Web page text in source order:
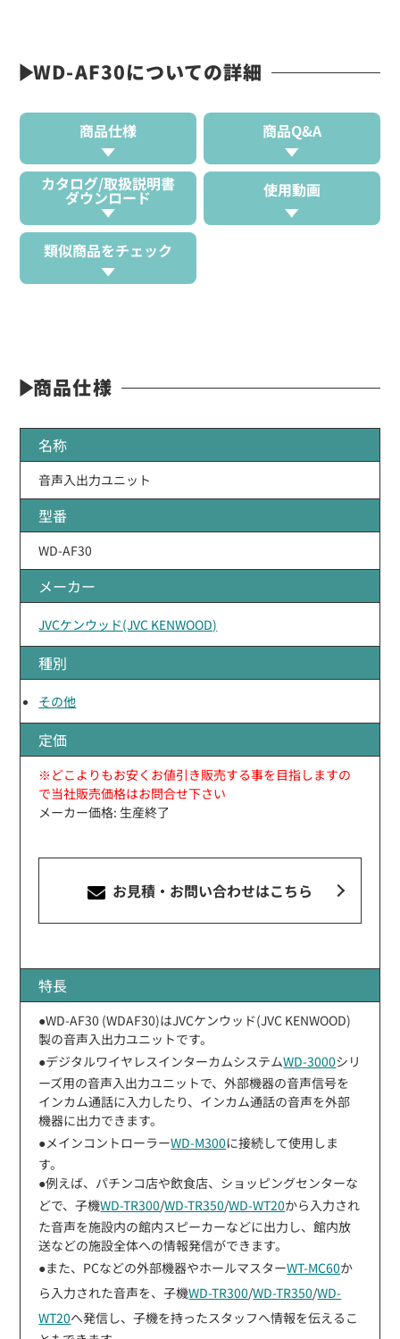
WD-AF30についての詳細
商品仕様 商品Q&A
カタログ/取扱説明書
ダウンロード 使用動画
類似商品をチェック
商品仕様
名称
音声入出力ユニット
型番
WD-AF30
メーカー
JVCケンウッド(JVC KENWOOD)
種別
その他
定価
※どこよりもお安くお値引き販売する事を目指しますの
で当社販売価格はお問合せ下さい
メーカー価格: 生産終了
お見積・お問い合わせはこちら
特長
●WD-AF30 (WDAF30)はJVCケンウッド(JVC KENWOOD)
製の音声入出力ユニットです。
●デジタルワイヤレスインターカムシステムWD-3000シリ
ーズ用の音声入出力ユニットで、外部機器の音声信号を
インカム通話に入力したり、インカム通話の音声を外部
機器に出力できます。
●メインコントローラーWD-M300に接続して使用しま
す。
●例えば、パチンコ店や飲食店、ショッピングセンターな
どで、子機WD-TR300/WD-TR350/WD-WT20から入力され
た音声を施設内の館内スピーカーなどに出力し、館内放
送などの施設全体への情報発信ができます。
●また、PCなどの外部機器やホールマスターWT-MC60か
ら入力された音声を、子機WD-TR300/WD-TR350/WD-
WT20へ発信し、子機を持ったスタッフへ情報を伝えるこ